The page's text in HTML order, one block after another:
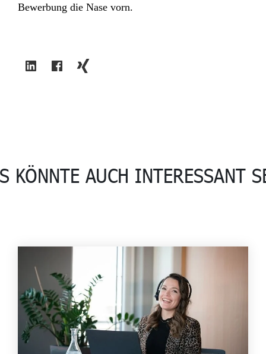
Bewerbung die Nase vorn.
KÖNNTE AUCH INTERESSANT